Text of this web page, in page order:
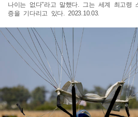
나이는 없다"라고 말했다. 그는 세계 최고령
증을 기다리고 있다. 2023.10.03.